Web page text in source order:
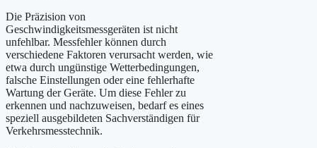
Die Präzision von
Geschwindigkeitsmessgeräten ist nicht
unfehlbar. Messfehler können durch
verschiedene Faktoren verursacht werden, wie
etwa durch ungünstige Wetterbedingungen,
falsche Einstellungen oder eine fehlerhafte
Wartung der Geräte. Um diese Fehler zu
erkennen und nachzuweisen, bedarf es eines
speziell ausgebildeten Sachverständigen für
Verkehrsmesstechnik.